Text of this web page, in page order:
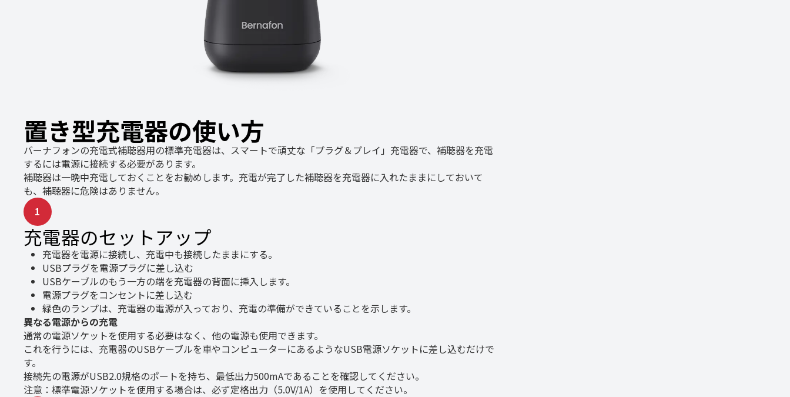
置き型充電器の使い方
バーナフォンの充電式補聴器用の標準充電器は、スマートで頑丈な「プラグ＆プレイ」充電器で、補聴器を充電
するには電源に接続する必要があります。
補聴器は一晩中充電しておくことをお勧めします。充電が完了した補聴器を充電器に入れたままにしておいて
も、補聴器に危険はありません。
1
充電器のセットアップ
充電器を電源に接続し、充電中も接続したままにする。
USBプラグを電源プラグに差し込む
USBケーブルのもう一方の端を充電器の背面に挿入します。
電源プラグをコンセントに差し込む
緑色のランプは、充電器の電源が入っており、充電の準備ができていることを示します。
異なる電源からの充電
通常の電源ソケットを使用する必要はなく、他の電源も使用できます。
これを行うには、充電器のUSBケーブルを車やコンピューターにあるようなUSB電源ソケットに差し込むだけで
す。
接続先の電源がUSB2.0規格のポートを持ち、最低出力500mAであることを確認してください。
注意：標準電源ソケットを使用する場合は、必ず定格出力（5.0V/1A）を使用してください。